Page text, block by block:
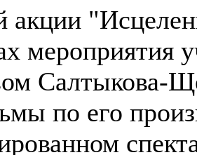
акции
мероприятия
Салтыкова-
по его